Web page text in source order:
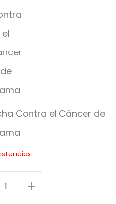
n
L
u
c
h
n
r
Contra el Cáncer de